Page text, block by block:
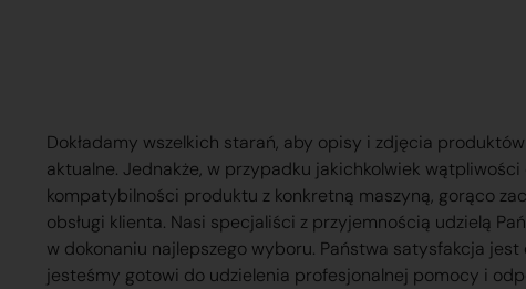
Dokładamy wszelkich starań, aby opisy i zdjęcia
aktualne. Jednakże, w przypadku jakichkolwiek
kompatybilności produktu z konkretną maszyną, gorąco
obsługi klienta. Nasi specjaliści z przyjemnością udzielą
w dokonaniu najlepszego wyboru. Państwa satysfakcja
jesteśmy gotowi do udzielenia profesjonalnej pomocy i